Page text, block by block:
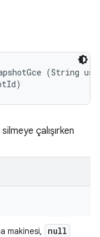
(String
çalışırken
makinesi, null